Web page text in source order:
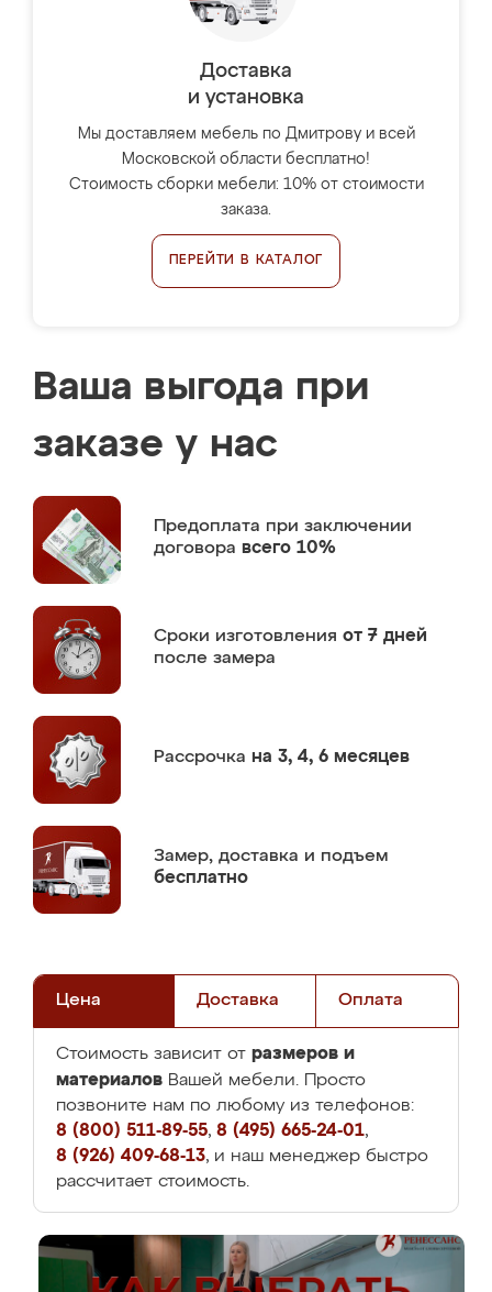
Доставка
и установка
Мы доставляем мебель по Дмитрову и всей
Московской области бесплатно!
Стоимость сборки мебели: 10% от стоимости
заказа.
ПЕРЕЙТИ В КАТАЛОГ
Ваша выгода при
заказе у нас
Предоплата при заключении
договора всего 10%
Сроки изготовления от 7 дней
после замера
Рассрочка на 3, 4, 6 месяцев
Замер, доставка и подъем
бесплатно
Цена Доставка Оплата
Стоимость зависит от размеров и
материалов Вашей мебели. Просто
позвоните нам по любому из телефонов:
8 (800) 511-89-55, 8 (495) 665-24-01,
8 (926) 409-68-13, и наш менеджер быстро
рассчитает стоимость.